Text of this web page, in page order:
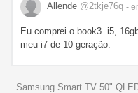
Allende @2tkje76q -
Eu comprei o book3. i5,
meu i7 de 10 geração.
Samsung Smart TV 50"